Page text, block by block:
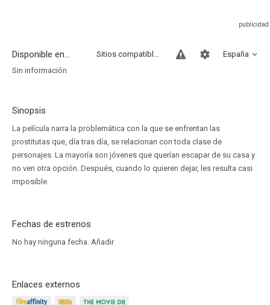
Disponible en... España
Sitios compatibles
Sin información
Sinopsis
La película narra la problemática con la que se enfrentan las
prostitutas que, día tras día, se relacionan con toda clase de
personajes. La mayoría son jóvenes que querían escapar de su casa y
no ven otra opción. Después, cuando lo quieren dejar, les resulta casi
imposible.
Fechas de estrenos
No hay ninguna fecha. Añadir
Enlaces externos